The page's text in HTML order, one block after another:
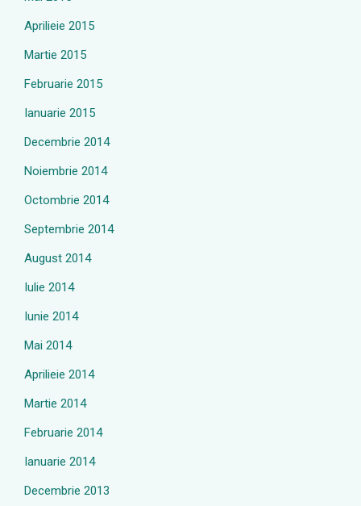
Aprilieie 2015
Martie 2015
Februarie 2015
Ianuarie 2015
Decembrie 2014
Noiembrie 2014
Octombrie 2014
Septembrie 2014
August 2014
Iulie 2014
Iunie 2014
Mai 2014
Aprilieie 2014
Martie 2014
Februarie 2014
Ianuarie 2014
Decembrie 2013